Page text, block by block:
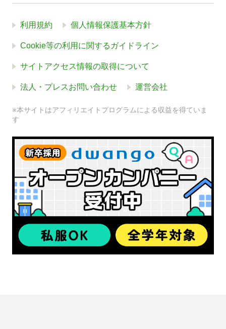
利用規約 個人情報保護基本方針
Cookie等の利用に関するガイドライン
サイトアクセス情報の取得について
法人・プレスお問い合わせ 運営会社
※本サイトはアフィリエイトプログラムによる収益を得ていま
す